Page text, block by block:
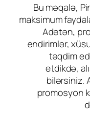
Bu məqalə,
maksimum
Adətən,
endirimlər,
təqdim
etdikdə,
bilərsiniz.
promosyon